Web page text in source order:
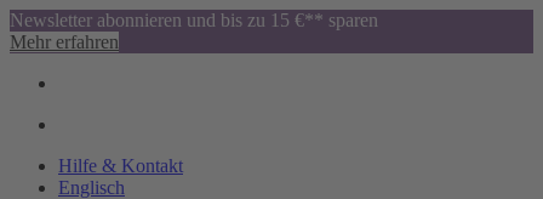
Newsletter abonnieren und bis zu 15 €** sparen
Mehr erfahren
Hilfe & Kontakt
Englisch